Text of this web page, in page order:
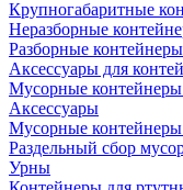
Крупногабаритные
Неразборные
Разборные контейнеры
Аксессуары для
Мусорные
Аксессуары
Мусорные
Раздельный сбор
Урны